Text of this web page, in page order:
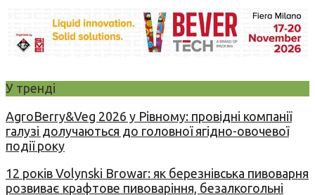
У тренді
AgroBerry&Veg 2026 у Рівному: провідні компанії
галузі долучаються до головної ягідно-овочевої
події року
12 років Volynski Browar: як березнівська пивоварня
розвиває крафтове пивоваріння, безалкогольні